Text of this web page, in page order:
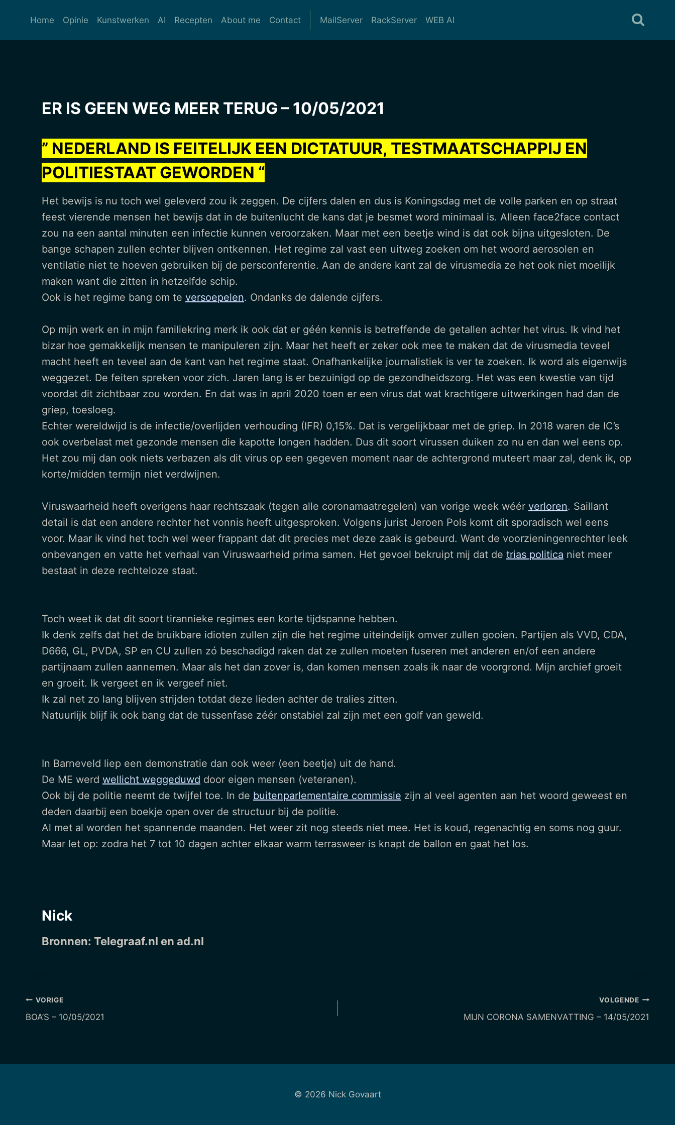
Home Opinie Kunstwerken AI Recepten About me Contact MailServer RackServer WEB AI
ER IS GEEN WEG MEER TERUG – 10/05/2021
” NEDERLAND IS FEITELIJK EEN DICTATUUR, TESTMAATSCHAPPIJ EN
POLITIESTAAT GEWORDEN “
Het bewijs is nu toch wel geleverd zou ik zeggen. De cijfers dalen en dus is Koningsdag met de volle parken en op straat
feest vierende mensen het bewijs dat in de buitenlucht de kans dat je besmet word minimaal is. Alleen face2face contact
zou na een aantal minuten een infectie kunnen veroorzaken. Maar met een beetje wind is dat ook bijna uitgesloten. De
bange schapen zullen echter blijven ontkennen. Het regime zal vast een uitweg zoeken om het woord aerosolen en
ventilatie niet te hoeven gebruiken bij de persconferentie. Aan de andere kant zal de virusmedia ze het ook niet moeilijk
maken want die zitten in hetzelfde schip.
Ook is het regime bang om te versoepelen. Ondanks de dalende cijfers.
Op mijn werk en in mijn familiekring merk ik ook dat er géén kennis is betreffende de getallen achter het virus. Ik vind het
bizar hoe gemakkelijk mensen te manipuleren zijn. Maar het heeft er zeker ook mee te maken dat de virusmedia teveel
macht heeft en teveel aan de kant van het regime staat. Onafhankelijke journalistiek is ver te zoeken. Ik word als eigenwijs
weggezet. De feiten spreken voor zich. Jaren lang is er bezuinigd op de gezondheidszorg. Het was een kwestie van tijd
voordat dit zichtbaar zou worden. En dat was in april 2020 toen er een virus dat wat krachtigere uitwerkingen had dan de
griep, toesloeg.
Echter wereldwijd is de infectie/overlijden verhouding (IFR) 0,15%. Dat is vergelijkbaar met de griep. In 2018 waren de IC’s
ook overbelast met gezonde mensen die kapotte longen hadden. Dus dit soort virussen duiken zo nu en dan wel eens op.
Het zou mij dan ook niets verbazen als dit virus op een gegeven moment naar de achtergrond muteert maar zal, denk ik, op
korte/midden termijn niet verdwijnen.
Viruswaarheid heeft overigens haar rechtszaak (tegen alle coronamaatregelen) van vorige week wéér verloren. Saillant
detail is dat een andere rechter het vonnis heeft uitgesproken. Volgens jurist Jeroen Pols komt dit sporadisch wel eens
voor. Maar ik vind het toch wel weer frappant dat dit precies met deze zaak is gebeurd. Want de voorzieningenrechter leek
onbevangen en vatte het verhaal van Viruswaarheid prima samen. Het gevoel bekruipt mij dat de trias politica niet meer
bestaat in deze rechteloze staat.
Toch weet ik dat dit soort tirannieke regimes een korte tijdspanne hebben.
Ik denk zelfs dat het de bruikbare idioten zullen zijn die het regime uiteindelijk omver zullen gooien. Partijen als VVD, CDA,
D666, GL, PVDA, SP en CU zullen zó beschadigd raken dat ze zullen moeten fuseren met anderen en/of een andere
partijnaam zullen aannemen. Maar als het dan zover is, dan komen mensen zoals ik naar de voorgrond. Mijn archief groeit
en groeit. Ik vergeet en ik vergeef niet.
Ik zal net zo lang blijven strijden totdat deze lieden achter de tralies zitten.
Natuurlijk blijf ik ook bang dat de tussenfase zéér onstabiel zal zijn met een golf van geweld.
In Barneveld liep een demonstratie dan ook weer (een beetje) uit de hand.
De ME werd wellicht weggeduwd door eigen mensen (veteranen).
Ook bij de politie neemt de twijfel toe. In de buitenparlementaire commissie zijn al veel agenten aan het woord geweest en
deden daarbij een boekje open over de structuur bij de politie.
Al met al worden het spannende maanden. Het weer zit nog steeds niet mee. Het is koud, regenachtig en soms nog guur.
Maar let op: zodra het 7 tot 10 dagen achter elkaar warm terrasweer is knapt de ballon en gaat het los.
Nick
Bronnen: Telegraaf.nl en ad.nl
Berichtnavigatie
VORIGE
BOA’S – 10/05/2021
VOLGENDE
MIJN CORONA SAMENVATTING – 14/05/2021
© 2026 Nick Govaart